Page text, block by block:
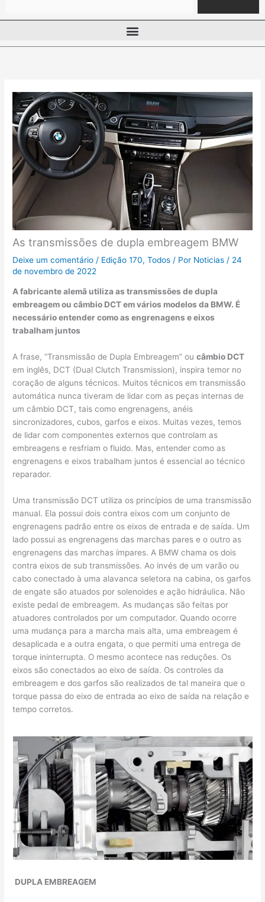
As transmissões de dupla embreagem BMW
Deixe um comentário / Edição 170,Todos / Por Noticias / 24
de novembro de 2022
A fabricante alemã utiliza as transmissões de dupla
embreagem ou câmbio DCT em vários modelos da BMW. É
necessário entender como as engrenagens e eixos
trabalham juntos
A frase, “Transmissão de Dupla Embreagem” oucâmbio DCT
em inglês, DCT (Dual Clutch Transmission), inspira temor no
coração de alguns técnicos. Muitos técnicos em transmissão
automática nunca tiveram de lidar com as peças internas de
um câmbio DCT, tais como engrenagens, anéis
sincronizadores, cubos, garfos e eixos. Muitas vezes, temos
de lidar com componentes externos que controlam as
embreagens e resfriam o fluido. Mas, entender como as
engrenagens e eixos trabalham juntos é essencial ao técnico
reparador.
Uma transmissão DCT utiliza os princípios de uma transmissão
manual. Ela possui dois contra eixos com um conjunto de
engrenagens padrão entre os eixos de entrada e de saída. Um
lado possui as engrenagens das marchas pares e o outro as
engrenagens das marchas ímpares. A BMW chama os dois
contra eixos de sub transmissões. Ao invés de um varão ou
cabo conectado à uma alavanca seletora na cabina, os garfos
de engate são atuados por solenoides e ação hidráulica. Não
existe pedal de embreagem. As mudanças são feitas por
atuadores controlados por um computador. Quando ocorre
uma mudança para a marcha mais alta, uma embreagem é
desaplicada e a outra engata, o que permiti uma entrega de
torque ininterrupta. O mesmo acontece nas reduções. Os
eixos são conectados ao eixo de saída. Os controles da
embreagem e dos garfos são realizados de tal maneira que o
torque passa do eixo de entrada ao eixo de saída na relação e
tempo corretos.
DUPLA EMBREAGEM